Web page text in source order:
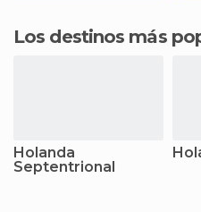
Los destinos más
Holanda
Septentrional